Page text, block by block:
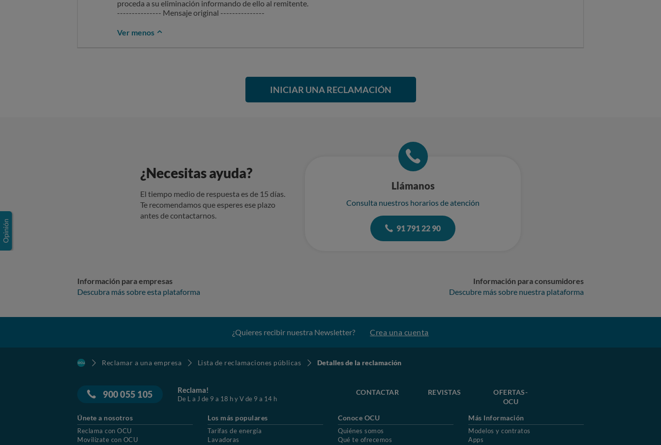
proceda a su eliminación informando de ello al remitente.
--------------- Mensaje original ---------------
Ver menos
INICIAR UNA RECLAMACIÓN
¿Necesitas ayuda?
El tiempo medio de respuesta es de 15 días.
Te recomendamos que esperes ese plazo
antes de contactarnos.
Llámanos
Consulta nuestros horarios de atención
91 791 22 90
Información para empresas
Descubra más sobre esta plataforma
Información para consumidores
Descubre más sobre nuestra plataforma
¿Quieres recibir nuestra Newsletter? Crea una cuenta
Reclamar a una empresa Lista de reclamaciones públicas Detalles de la reclamación
900 055 105 Reclama!
De L a J de 9 a 18 h y V de 9 a 14 h
CONTACTAR REVISTAS
OFERTAS-
OCU
Únete a nosotros
Reclama con OCU
Movilízate con OCU
Los más populares
Tarifas de energía
Lavadoras
Conoce OCU
Quiénes somos
Qué te ofrecemos
Más Información
Modelos y contratos
Apps